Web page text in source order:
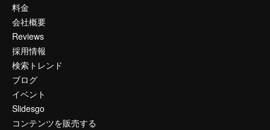
料金
会社概要
Reviews
採用情報
検索トレンド
ブログ
イベント
Slidesgo
コンテンツを販売する